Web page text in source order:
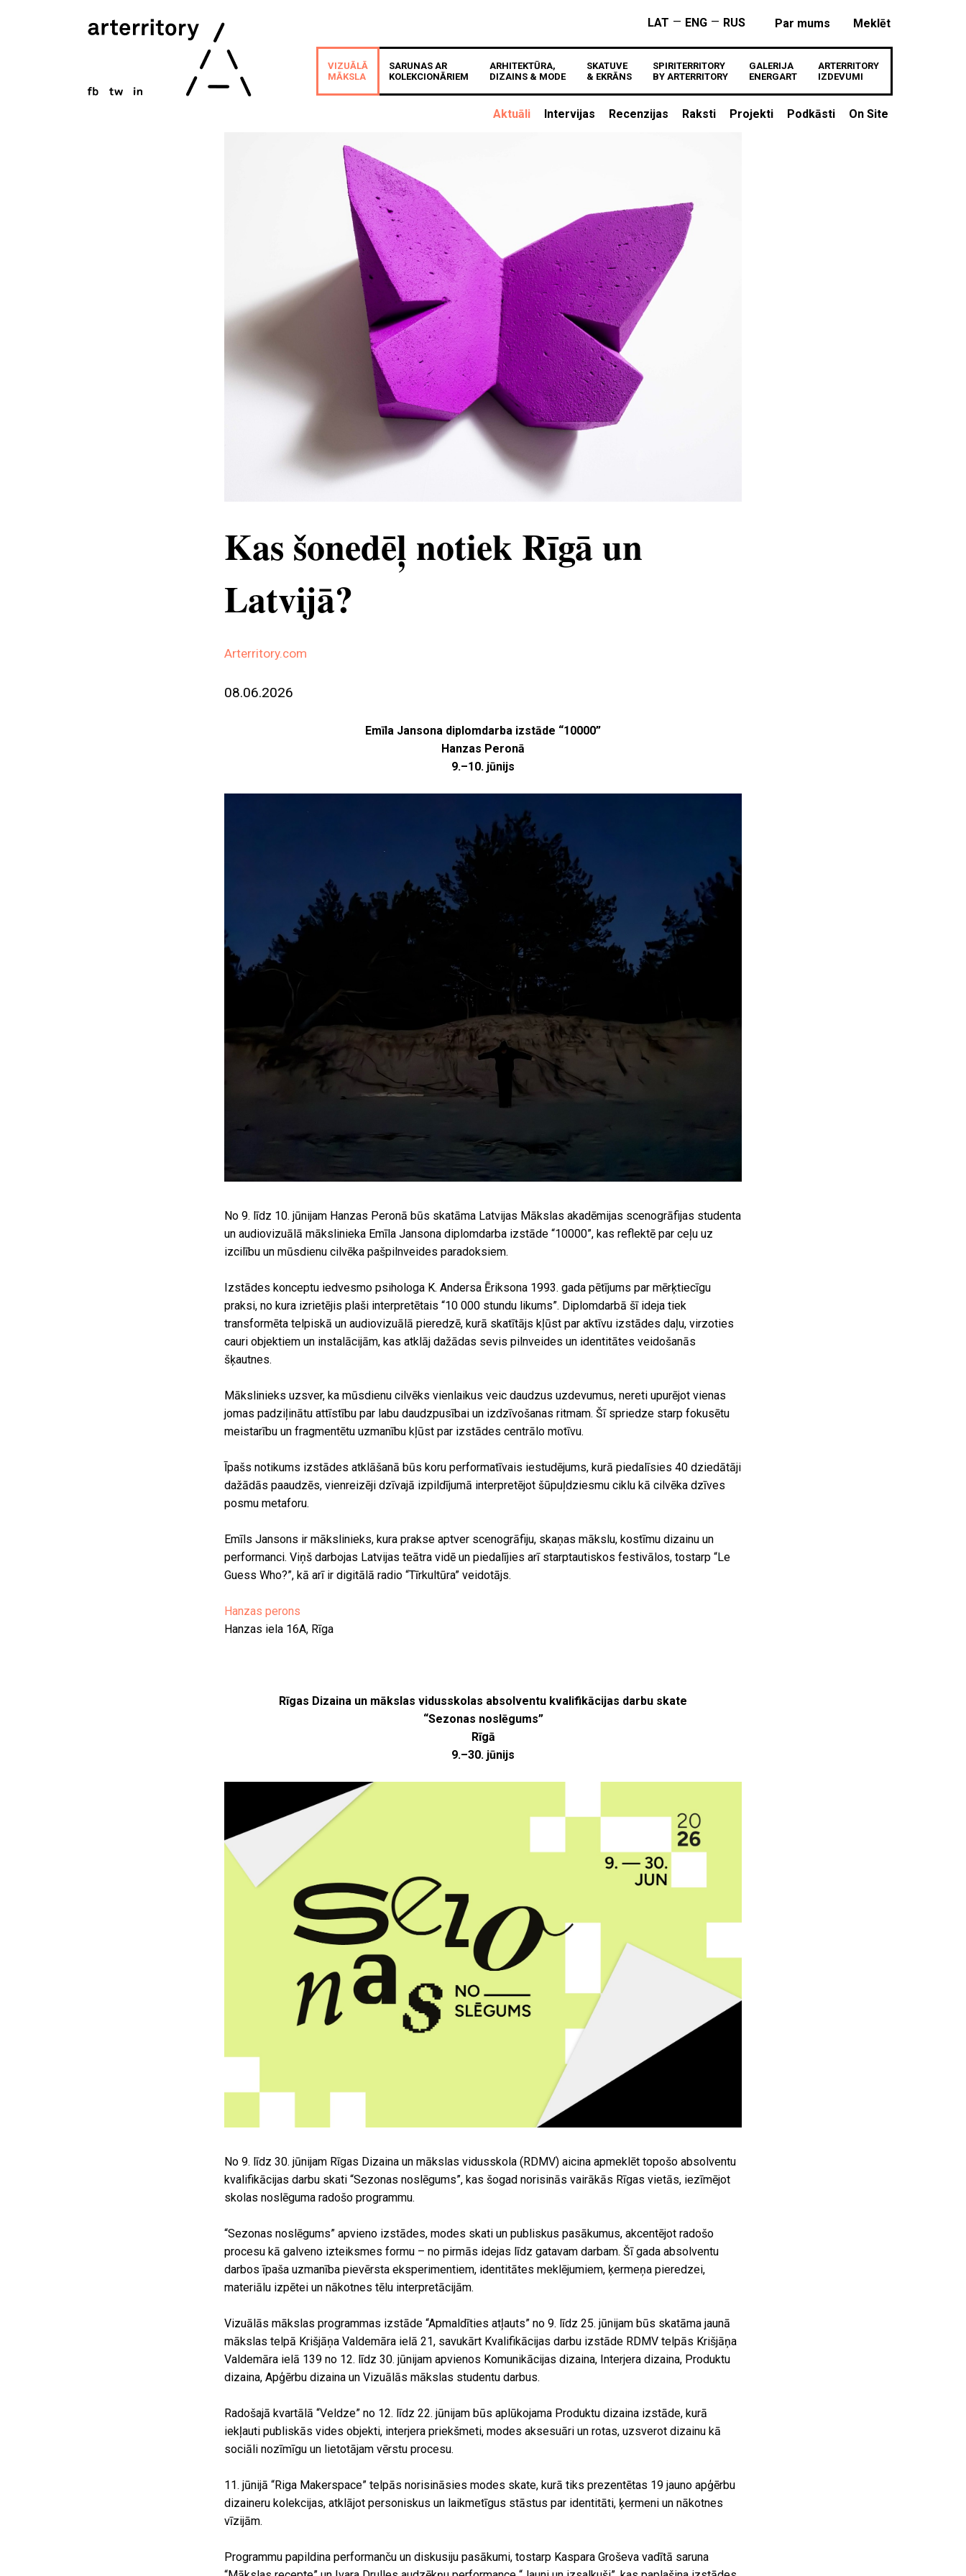
Par mums Meklēt
LAT — ENG — RUS
VIZUĀLĀ
MĀKSLA
SARUNAS AR
KOLEKCIONĀRIEM
ARHITEKTŪRA,
DIZAINS & MODE
SKATUVE
& EKRĀNS
SPIRITERRITORY
BY ARTERRITORY
GALERIJA
ENERGART
ARTERRITORY
IZDEVUMI
Aktuāli Intervijas Recenzijas Raksti Projekti Podkāsti On Site
Kas šonedēļ notiek Rīgā un
Latvijā?
Arterritory.com
08.06.2026
Emīla Jansona diplomdarba izstāde “10000”
Hanzas Peronā
9.–10. jūnijs
No 9. līdz 10. jūnijam Hanzas Peronā būs skatāma Latvijas Mākslas akadēmijas scenogrāfijas studenta
un audiovizuālā mākslinieka Emīla Jansona diplomdarba izstāde “10000”, kas reflektē par ceļu uz
izcilību un mūsdienu cilvēka pašpilnveides paradoksiem.
Izstādes konceptu iedvesmo psihologa K. Andersa Ēriksona 1993. gada pētījums par mērķtiecīgu
praksi, no kura izrietējis plaši interpretētais “10 000 stundu likums”. Diplomdarbā šī ideja tiek
transformēta telpiskā un audiovizuālā pieredzē, kurā skatītājs kļūst par aktīvu izstādes daļu, virzoties
cauri objektiem un instalācijām, kas atklāj dažādas sevis pilnveides un identitātes veidošanās
šķautnes.
Mākslinieks uzsver, ka mūsdienu cilvēks vienlaikus veic daudzus uzdevumus, nereti upurējot vienas
jomas padziļinātu attīstību par labu daudzpusībai un izdzīvošanas ritmam. Šī spriedze starp fokusētu
meistarību un fragmentētu uzmanību kļūst par izstādes centrālo motīvu.
Īpašs notikums izstādes atklāšanā būs koru performatīvais iestudējums, kurā piedalīsies 40 dziedātāji
dažādās paaudzēs, vienreizēji dzīvajā izpildījumā interpretējot šūpuļdziesmu ciklu kā cilvēka dzīves
posmu metaforu.
Emīls Jansons ir mākslinieks, kura prakse aptver scenogrāfiju, skaņas mākslu, kostīmu dizainu un
performanci. Viņš darbojas Latvijas teātra vidē un piedalījies arī starptautiskos festivālos, tostarp “Le
Guess Who?”, kā arī ir digitālā radio “Tīrkultūra” veidotājs.
Hanzas perons
Hanzas iela 16A, Rīga
Rīgas Dizaina un mākslas vidusskolas absolventu kvalifikācijas darbu skate
“Sezonas noslēgums”
Rīgā
9.–30. jūnijs
No 9. līdz 30. jūnijam Rīgas Dizaina un mākslas vidusskola (RDMV) aicina apmeklēt topošo absolventu
kvalifikācijas darbu skati “Sezonas noslēgums”, kas šogad norisinās vairākās Rīgas vietās, iezīmējot
skolas noslēguma radošo programmu.
“Sezonas noslēgums” apvieno izstādes, modes skati un publiskus pasākumus, akcentējot radošo
procesu kā galveno izteiksmes formu – no pirmās idejas līdz gatavam darbam. Šī gada absolventu
darbos īpaša uzmanība pievērsta eksperimentiem, identitātes meklējumiem, ķermeņa pieredzei,
materiālu izpētei un nākotnes tēlu interpretācijām.
Vizuālās mākslas programmas izstāde “Apmaldīties atļauts” no 9. līdz 25. jūnijam būs skatāma jaunā
mākslas telpā Krišjāņa Valdemāra ielā 21, savukārt Kvalifikācijas darbu izstāde RDMV telpās Krišjāņa
Valdemāra ielā 139 no 12. līdz 30. jūnijam apvienos Komunikācijas dizaina, Interjera dizaina, Produktu
dizaina, Apģērbu dizaina un Vizuālās mākslas studentu darbus.
Radošajā kvartālā “Veldze” no 12. līdz 22. jūnijam būs aplūkojama Produktu dizaina izstāde, kurā
iekļauti publiskās vides objekti, interjera priekšmeti, modes aksesuāri un rotas, uzsverot dizainu kā
sociāli nozīmīgu un lietotājam vērstu procesu.
11. jūnijā “Riga Makerspace” telpās norisināsies modes skate, kurā tiks prezentētas 19 jauno apģērbu
dizaineru kolekcijas, atklājot personiskus un laikmetīgus stāstus par identitāti, ķermeni un nākotnes
vīzijām.
Programmu papildina performanču un diskusiju pasākumi, tostarp Kaspara Groševa vadītā saruna